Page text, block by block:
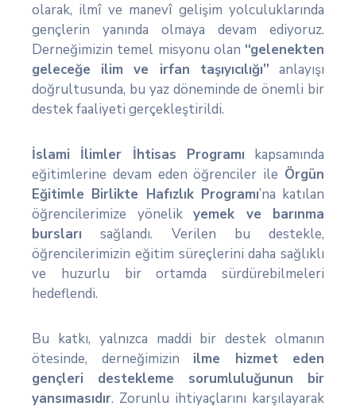
olarak, ilmî ve manevî gelişim yolculuklarında
gençlerin yanında olmaya devam ediyoruz.
Derneğimizin temel misyonu olan “gelenekten
geleceğe ilim ve irfan taşıyıcılığı” anlayışı
doğrultusunda, bu yaz döneminde de önemli bir
destek faaliyeti gerçekleştirildi.
İslami İlimler İhtisas Programı kapsamında
eğitimlerine devam eden öğrenciler ile Örgün
Eğitimle Birlikte Hafızlık Programı’na katılan
öğrencilerimize yönelik yemek ve barınma
bursları sağlandı. Verilen bu destekle,
öğrencilerimizin eğitim süreçlerini daha sağlıklı
ve huzurlu bir ortamda sürdürebilmeleri
hedeflendi.
Bu katkı, yalnızca maddi bir destek olmanın
ötesinde, derneğimizin ilme hizmet eden
gençleri destekleme sorumluluğunun bir
yansımasıdır. Zorunlu ihtiyaçlarını karşılayarak